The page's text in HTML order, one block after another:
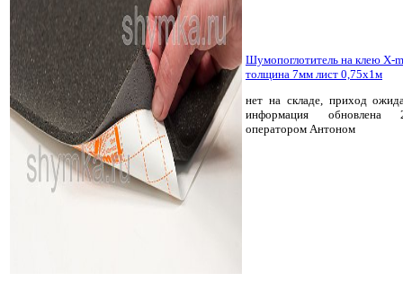
Шумопоглотитель на клею X-
толщина 7мм лист 0,75х1м
нет на складе, приход
информация обновлена
оператором Антоном